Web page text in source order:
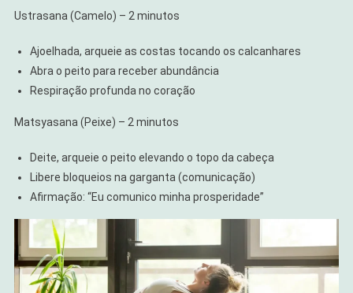
Ustrasana (Camelo) – 2 minutos
Ajoelhada, arqueie as costas tocando os calcanhares
Abra o peito para receber abundância
Respiração profunda no coração
Matsyasana (Peixe) – 2 minutos
Deite, arqueie o peito elevando o topo da cabeça
Libere bloqueios na garganta (comunicação)
Afirmação: “Eu comunico minha prosperidade”